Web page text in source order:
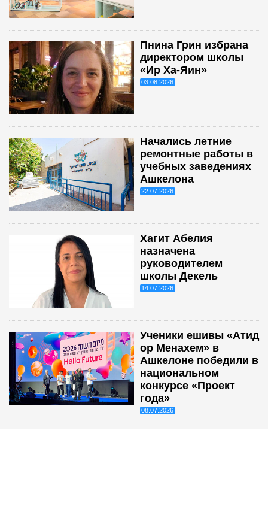
Пнина Грин избрана
директором школы
«Ир Ха-Яин»
03.08.2026
Начались летние
ремонтные работы в
учебных заведениях
Ашкелона
22.07.2026
Хагит Абелия
назначена
руководителем
школы Декель
14.07.2026
Ученики ешивы «Атид
ор Менахем» в
Ашкелоне победили в
национальном
конкурсе «Проект
года»
08.07.2026